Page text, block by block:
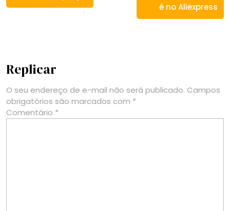
é no Aliexpress
Replicar
O seu endereço de e-mail não será publicado. Campos
obrigatórios são marcados com *
Comentário *